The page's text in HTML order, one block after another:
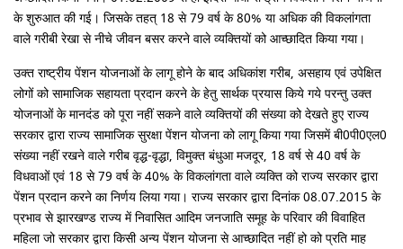
के शुरुआत की गई। जिसके तहत् 18 से 79 वर्ष के 80% या अधिक की विकलांगता
वाले गरीबी रेखा से नीचे जीवन बसर करने वाले व्यक्तियों को आच्छादित किया गया।
उक्त राष्ट्रीय पेंशन योजनाओं के लागू होने के बाद अधिकांश गरीब, असहाय एवं उपेक्षित
लोगों को सामाजिक सहायता प्रदान करने के हेतु सार्थक प्रयास किये गये परन्तु उक्त
योजनाओं के मानदंड को पूरा नहीं सकने वाले व्यक्तियों की संख्या को देखते हुए राज्य
सरकार द्वारा राज्य सामाजिक सुरक्षा पेंशन योजना को लागू किया गया जिसमें बी0पी0एल0
संख्या नहीं रखने वाले गरीब वृद्ध-वृद्धा, विमुक्त बंधुआ मजदूर, 18 वर्ष से 40 वर्ष के
विधवाओं एवं 18 से 79 वर्ष के 40% के विकलांगता वाले व्यक्ति को राज्य सरकार द्वारा
पेंशन प्रदान करने का निर्णय लिया गया। राज्य सरकार द्वारा दिनांक 08.07.2015 के
प्रभाव से झारखण्ड राज्य में निवासित आदिम जनजाति समूह के परिवार की विवाहित
महिला जो सरकार द्वारा किसी अन्य पेंशन योजना से आच्छादित नहीं हो को प्रति माह